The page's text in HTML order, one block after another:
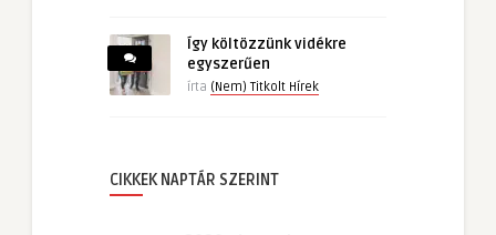
Így költözzünk vidékre
egyszerűen
írta (Nem) Titkolt Hírek
CIKKEK NAPTÁR SZERINT